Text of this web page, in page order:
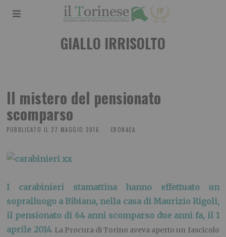
GIALLO IRRISOLTO
Il mistero del pensionato
scomparso
PUBBLICATO IL 27 MAGGIO 2016 CRONACA
I carabinieri stamattina hanno effettuato un
sopralluogo a Bibiana, nella casa di Maurizio Rigoli,
il pensionato di 64 anni scomparso due anni fa, il 1
aprile 2014. La Procura di Torino aveva aperto un fascicolo